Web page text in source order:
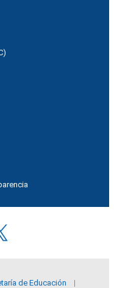
de Educación